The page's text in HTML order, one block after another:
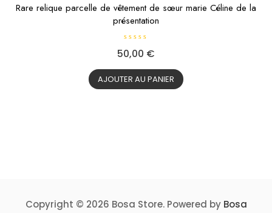
Rare relique parcelle de vêtement de sœur marie Céline de la
présentation
N
o
e
0
s
u
50,00 €
AJOUTER AU PANIER
Copyright © 2026 Bosa Store. Powered by Bosa